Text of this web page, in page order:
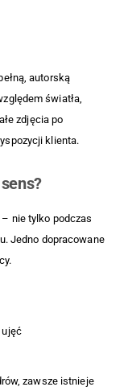
autorską
światła,
zdjęcia po
klienta.
nie tylko podczas
Jedno dopracowane
ujęć
zawsze istnieje